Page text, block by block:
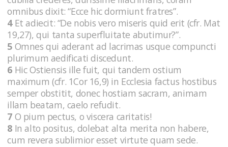
omnibus dixit: “Ecce hic dormiunt fratres”.
4Et adiecit: “De nobis vero miseris quid erit (cfr. Mat
19,27), qui tanta superfluitate abutimur?”.
5 Omnes qui aderant ad lacrimas usque compuncti
plurimum aedificati discedunt.
6 Hic Ostiensis ille fuit, qui tandem ostium
maximum (cfr. 1Cor 16,9) in Ecclesia factus hostibus
semper obstitit, donec hostiam sacram, animam
illam beatam, caelo refudit.
7 O pium pectus, o viscera caritatis!
8 In alto positus, dolebat alta merita non habere,
cum revera sublimior esset virtute quam sede.